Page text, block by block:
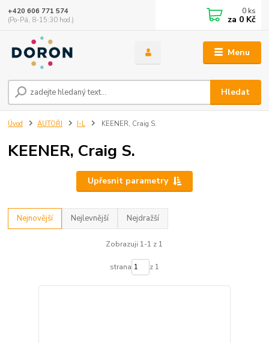
Menu
Hledat
+420 606 771 574
(Po-Pá, 8-15:30 hod.)
0 ks
za 0 Kč
Úvod AUTOŘI I-L KEENER, Craig S.
KEENER, Craig S.
Upřesnit parametry
Nejnovější Nejlevnější Nejdražší
Zobrazuji 1-1 z 1
strana z 1